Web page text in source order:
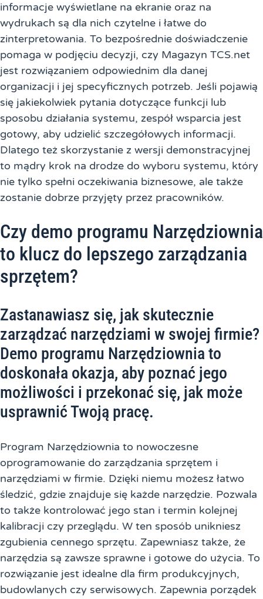
informacje wyświetlane na ekranie oraz na
wydrukach są dla nich czytelne i łatwe do
zinterpretowania. To bezpośrednie doświadczenie
pomaga w podjęciu decyzji, czy Magazyn TCS.net
jest rozwiązaniem odpowiednim dla danej
organizacji i jej specyficznych potrzeb. Jeśli pojawią
się jakiekolwiek pytania dotyczące funkcji lub
sposobu działania systemu, zespół wsparcia jest
gotowy, aby udzielić szczegółowych informacji.
Dlatego też skorzystanie z wersji demonstracyjnej
to mądry krok na drodze do wyboru systemu, który
nie tylko spełni oczekiwania biznesowe, ale także
zostanie dobrze przyjęty przez pracowników.
Czy demo programu Narzędziownia
to klucz do lepszego zarządzania
sprzętem?
Zastanawiasz się, jak skutecznie
zarządzać narzędziami w swojej firmie?
Demo programu Narzędziownia to
doskonała okazja, aby poznać jego
możliwości i przekonać się, jak może
usprawnić Twoją pracę.
Program Narzędziownia to nowoczesne
oprogramowanie do zarządzania sprzętem i
narzędziami w firmie. Dzięki niemu możesz łatwo
śledzić, gdzie znajduje się każde narzędzie. Pozwala
to także kontrolować jego stan i termin kolejnej
kalibracji czy przeglądu. W ten sposób unikniesz
zgubienia cennego sprzętu. Zapewniasz także, że
narzędzia są zawsze sprawne i gotowe do użycia. To
rozwiązanie jest idealne dla firm produkcyjnych,
budowlanych czy serwisowych. Zapewnia porządek